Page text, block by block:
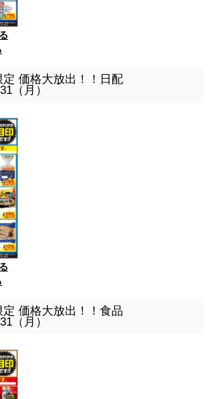
定 価格大放出！！日配
（月）
定 価格大放出！！食品
（月）